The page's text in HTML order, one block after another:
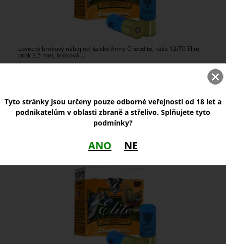
Lovecký brokový náboj od italské firmy Cheddite, ráže 12/70 Elite,
brok 3,5 mm, broková ...
Zobrazit
15,00Kč
Náboj Cheddite 12/70 Elite 36g, brok 3,1 mm
Tyto stránky jsou určeny pouze odborné veřejnosti od 18 let a
podnikatelům v oblasti zbraně a střelivo. Splňujete tyto
podmínky?
ANO NE